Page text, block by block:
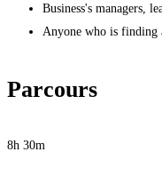
Business's managers,
Anyone who is finding
Parcours
8h 30m